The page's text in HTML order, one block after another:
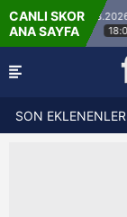
CANLI SKOR
ANA SAYFA
6.8.2026 - Per
18:00
SON EKLENENLER